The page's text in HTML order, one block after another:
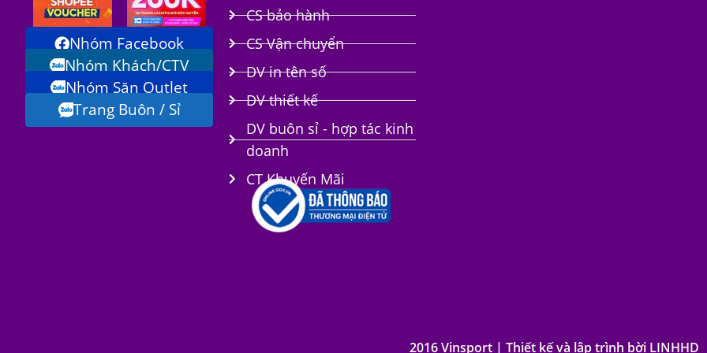
Nhóm Facebook
Nhóm Khách/CTV
Nhóm Săn Outlet
Trang Buôn / Sỉ
CS bảo hành
CS Vận chuyển
DV in tên số
DV thiết kế
DV buôn sỉ - hợp tác kinh
doanh
CT Khuyến Mãi
2016 Vinsport | Thiết kế và lập trình bời LINHHD